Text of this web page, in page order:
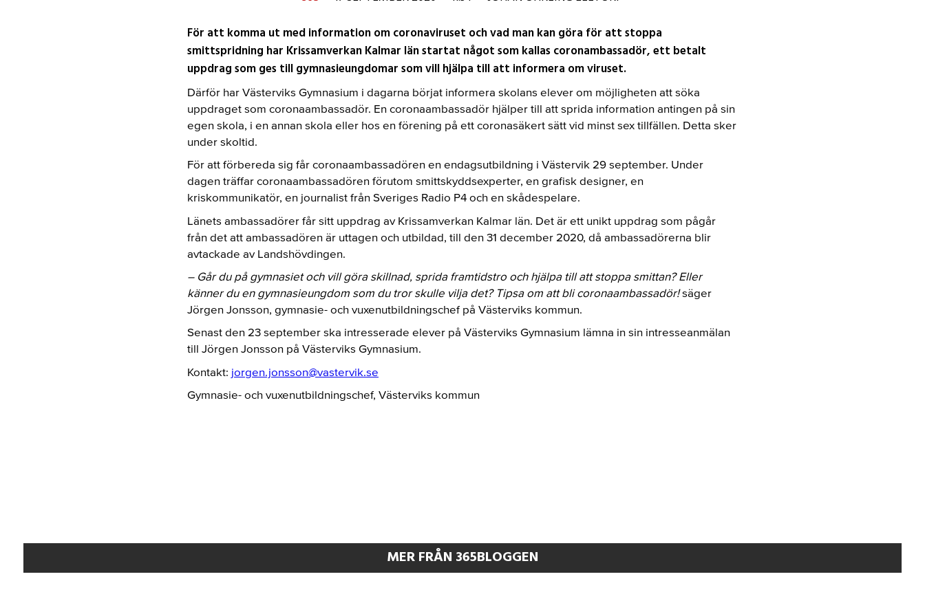
För att komma ut med information om coronaviruset och vad man kan göra för att stoppa
smittspridning har Krissamverkan Kalmar län startat något som kallas coronambassadör, ett betalt
uppdrag som ges till gymnasieungdomar som vill hjälpa till att informera om viruset.
Därför har Västerviks Gymnasium i dagarna börjat informera skolans elever om möjligheten att söka
uppdraget som coronaambassadör. En coronaambassadör hjälper till att sprida information antingen på sin
egen skola, i en annan skola eller hos en förening på ett coronasäkert sätt vid minst sex tillfällen. Detta sker
under skoltid.
För att förbereda sig får coronaambassadören en endagsutbildning i Västervik 29 september. Under
dagen träffar coronaambassadören förutom smittskyddsexperter, en grafisk designer, en
kriskommunikatör, en journalist från Sveriges Radio P4 och en skådespelare.
Länets ambassadörer får sitt uppdrag av Krissamverkan Kalmar län. Det är ett unikt uppdrag som pågår
från det att ambassadören är uttagen och utbildad, till den 31 december 2020, då ambassadörerna blir
avtackade av Landshövdingen.
– Går du på gymnasiet och vill göra skillnad, sprida framtidstro och hjälpa till att stoppa smittan? Eller
känner du en gymnasieungdom som du tror skulle vilja det? Tipsa om att bli coronaambassadör!säger
Jörgen Jonsson, gymnasie- och vuxenutbildningschef på Västerviks kommun.
Senast den 23 september ska intresserade elever på Västerviks Gymnasium lämna in sin intresseanmälan
till Jörgen Jonsson på Västerviks Gymnasium.
Kontakt: jorgen.jonsson@vastervik.se
Gymnasie- och vuxenutbildningschef, Västerviks kommun
MER FRÅN 365BLOGGEN